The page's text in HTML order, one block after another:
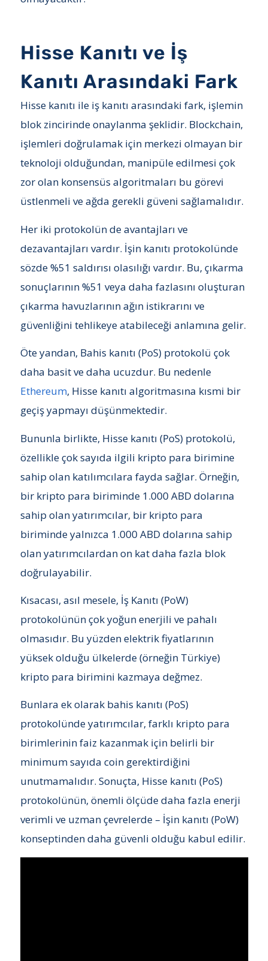
Hisse Kanıtı ve İş
Kanıtı Arasındaki Fark
Hisse kanıtı ile iş kanıtı arasındaki fark, işlemin
blok zincirinde onaylanma şeklidir. Blockchain,
işlemleri doğrulamak için merkezi olmayan bir
teknoloji olduğundan, manipüle edilmesi çok
zor olan konsensüs algoritmaları bu görevi
üstlenmeli ve ağda gerekli güveni sağlamalıdır.
Her iki protokolün de avantajları ve
dezavantajları vardır. İşin kanıtı protokolünde
sözde %51 saldırısı olasılığı vardır. Bu, çıkarma
sonuçlarının %51 veya daha fazlasını oluşturan
çıkarma havuzlarının ağın istikrarını ve
güvenliğini tehlikeye atabileceği anlamına gelir.
Öte yandan, Bahis kanıtı (PoS) protokolü çok
daha basit ve daha ucuzdur. Bu nedenle
Ethereum, Hisse kanıtı algoritmasına kısmi bir
geçiş yapmayı düşünmektedir.
Bununla birlikte, Hisse kanıtı (PoS) protokolü,
özellikle çok sayıda ilgili kripto para birimine
sahip olan katılımcılara fayda sağlar. Örneğin,
bir kripto para biriminde 1.000 ABD dolarına
sahip olan yatırımcılar, bir kripto para
biriminde yalnızca 1.000 ABD dolarına sahip
olan yatırımcılardan on kat daha fazla blok
doğrulayabilir.
Kısacası, asıl mesele, İş Kanıtı (PoW)
protokolünün çok yoğun enerjili ve pahalı
olmasıdır. Bu yüzden elektrik fiyatlarının
yüksek olduğu ülkelerde (örneğin Türkiye)
kripto para birimini kazmaya değmez.
Bunlara ek olarak bahis kanıtı (PoS)
protokolünde yatırımcılar, farklı kripto para
birimlerinin faiz kazanmak için belirli bir
minimum sayıda coin gerektirdiğini
unutmamalıdır. Sonuçta, Hisse kanıtı (PoS)
protokolünün, önemli ölçüde daha fazla enerji
verimli ve uzman çevrelerde – İşin kanıtı (PoW)
konseptinden daha güvenli olduğu kabul edilir.